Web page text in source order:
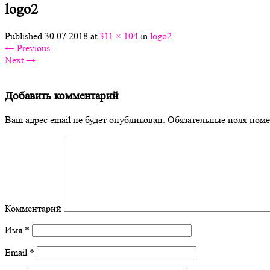
logo2
Published 30.07.2018 at 311 × 104 in logo2
← Previous
Next→
Добавить комментарий
Ваш адрес email не будет опубликован. Обязательные поля
Комментарий
Имя *
Email *